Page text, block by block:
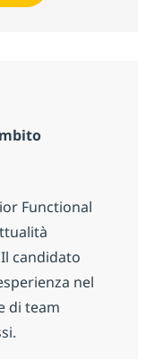
Functional
candidato
nel
di team